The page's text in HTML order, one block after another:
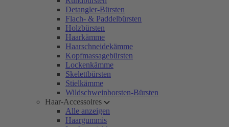
Detangler-Bürsten
Flach- & Paddelbürsten
Holzbürsten
Haarkämme
Haarschneidekämme
Kopfmassagebürsten
Lockenkämme
Skelettbürsten
Stielkämme
Wildschweinborsten-Bürsten
Haar-Accessoires
Alle anzeigen
Haargummis